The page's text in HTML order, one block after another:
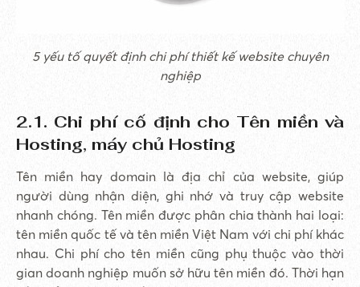
5 yếu tố quyết định chi phí thiết kế website chuyên
nghiệp
2.1. Chi phí cố định cho Tên miền và
Hosting, máy chủ Hosting
Tên miền hay domain là địa chỉ của website, giúp
người dùng nhận diện, ghi nhớ và truy cập website
nhanh chóng. Tên miền được phân chia thành hai loại:
tên miền quốc tế và tên miền Việt Nam với chi phí khác
nhau. Chi phí cho tên miền cũng phụ thuộc vào thời
gian doanh nghiệp muốn sở hữu tên miền đó. Thời hạn